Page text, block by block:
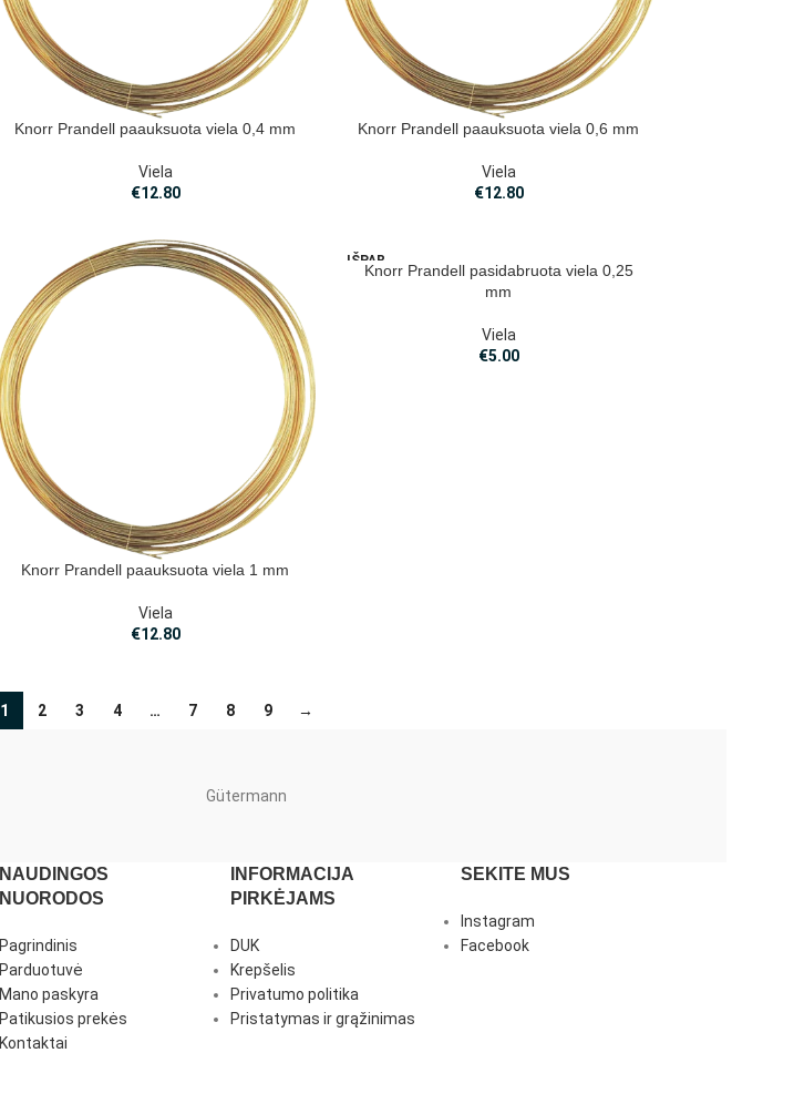
Knorr Prandell paauksuota viela 0,4 mm
Viela
€12.80
Knorr Prandell paauksuota viela 0,6 mm
Viela
€12.80
Knorr Prandell paauksuota viela 1 mm
Viela
€12.80
IŠPAR
DUOT
Knorr Prandell pasidabruota viela 0,25
mm
Viela
€5.00
1 2 3 4 … 7 8 9 →
Gütermann
NAUDINGOS
NUORODOS
Pagrindinis
Parduotuvė
Mano paskyra
Patikusios prekės
Kontaktai
INFORMACIJA
PIRKĖJAMS
DUK
Krepšelis
Privatumo politika
Pristatymas ir grąžinimas
SEKITE MUS
Instagram
Facebook